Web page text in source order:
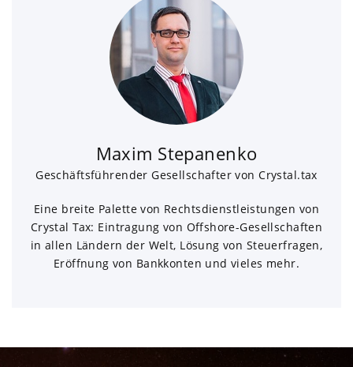
Maxim Stepanenko
Geschäftsführender Gesellschafter von Crystal.tax
Eine breite Palette von Rechtsdienstleistungen von
Crystal Tax: Eintragung von Offshore-Gesellschaften
in allen Ländern der Welt, Lösung von Steuerfragen,
Eröffnung von Bankkonten und vieles mehr.